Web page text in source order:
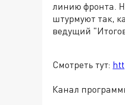
линию фронта.
штурмуют так,
ведущий
Смотреть тут:
Канал